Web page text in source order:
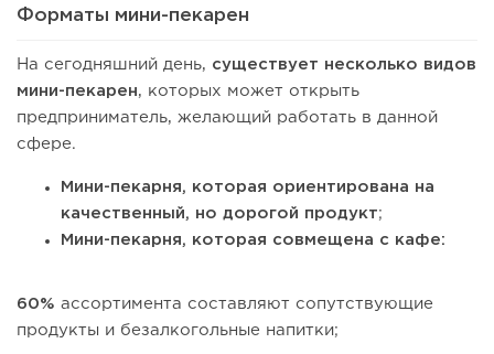
Форматы мини-пекарен
На сегодняшний день, существует несколько видов
мини-пекарен, которых может открыть
предприниматель, желающий работать в данной
сфере.
Мини-пекарня, которая ориентирована на
качественный, но дорогой продукт;
Мини-пекарня, которая совмещена с кафе:
60% ассортимента составляют сопутствующие
продукты и безалкогольные напитки;